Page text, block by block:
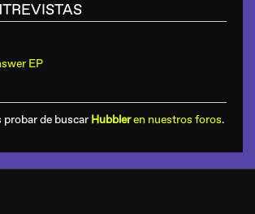
EP
probar de buscar Hubbleren nuestros foros.